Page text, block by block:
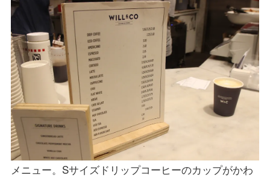
メニュー。Sサイズドリップコーヒーのカップがかわ